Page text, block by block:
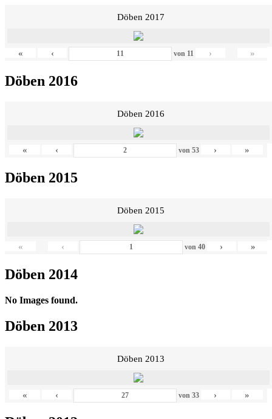
Döben 2017
« ‹ von 11 › »
Döben 2016
Döben 2016
« ‹ von 53 › »
Döben 2015
Döben 2015
« ‹ von 40 › »
Döben 2014
No Images found.
Döben 2013
Döben 2013
« ‹ von 33 › »